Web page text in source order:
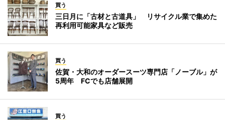
買う
三日月に「古材と古道具」 リサイクル業で集めた
再利用可能家具など販売
買う
佐賀・大和のオーダースーツ専門店「ノーブル」が
5周年 FCでも店舗展開
買う